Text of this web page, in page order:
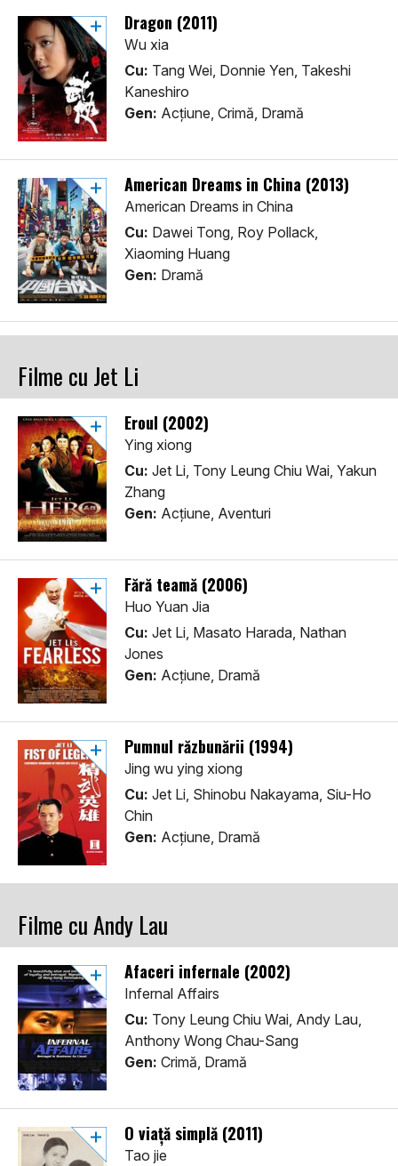
Dragon (2011)
Wu xia
Cu: Tang Wei, Donnie Yen, Takeshi
Kaneshiro
Gen: Acţiune, Crimă, Dramă
American Dreams in China (2013)
American Dreams in China
Cu: Dawei Tong, Roy Pollack,
Xiaoming Huang
Gen: Dramă
Filme cu Jet Li
Eroul (2002)
Ying xiong
Cu: Jet Li, Tony Leung Chiu Wai, Yakun
Zhang
Gen: Acţiune, Aventuri
Fără teamă (2006)
Huo Yuan Jia
Cu: Jet Li, Masato Harada, Nathan
Jones
Gen: Acţiune, Dramă
Pumnul răzbunării (1994)
Jing wu ying xiong
Cu: Jet Li, Shinobu Nakayama, Siu-Ho
Chin
Gen: Acţiune, Dramă
Filme cu Andy Lau
Afaceri infernale (2002)
Infernal Affairs
Cu: Tony Leung Chiu Wai, Andy Lau,
Anthony Wong Chau-Sang
Gen: Crimă, Dramă
O viață simplă (2011)
Tao jie